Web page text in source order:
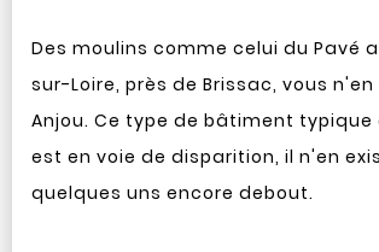
Des moulins comme celui du Pavé
sur-Loire, près de Brissac, vous
Anjou. Ce type de bâtiment
est en voie de disparition, il n'en
quelques uns encore debout.